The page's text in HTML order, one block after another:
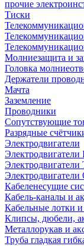
прочие
Тиски
Молниезащита и
Головка
Держатели
Мачта
Заземление
Проводники
Сопутствующие
Разрядные
Электродвигатели
Электродвигатели
Электродвигатели
Кабеленесущие
Кабель-каналы и
Кабельные лотки и
Клипсы, дюбели,
Металлорукав и
Труба гладкая